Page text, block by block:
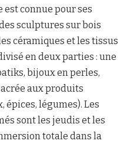
est connue pour ses
sculptures sur bois
céramiques et les tissus
en deux parties : une
bijoux en perles,
aux produits
légumes). Les
sont les jeudis et les
totale dans la